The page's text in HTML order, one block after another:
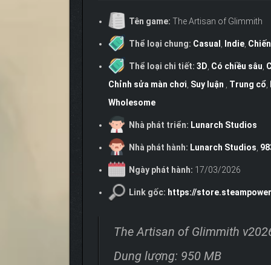
Tên game: The Artisan of Glimmith
Thể loại chung: Casual , Indie,
Thể loại chi tiết: 3D, Có chiều sâu,
Chỉnh sửa màn chơi, Suy luận , Trung cổ,
Wholesome
Nhà phát triển: Lunarch Studios
Nhà phát hành: Lunarch Studios,
Ngày phát hành: 17/03/2026
Link gốc: https://
The Artisan of Glimmith
Dung lượng: 950 MB